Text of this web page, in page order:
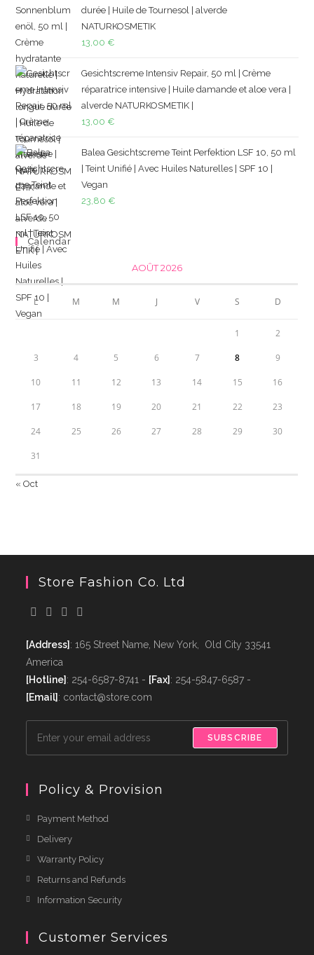
durée | Huile de Tournesol | alverde
NATURKOSMETIK
13,00 €
Gesichtscreme Intensiv Repair, 50 ml | Crème
réparatrice intensive | Huile damande et aloe vera |
alverde NATURKOSMETIK |
13,00 €
Balea Gesichtscreme Teint Perfektion LSF 10, 50 ml
| Teint Unifié | Avec Huiles Naturelles | SPF 10 |
Vegan
23,80 €
Calendar
AOÛT 2026
L M M J V S D
1 2
3 4 5 6 7 8 9
10 11 12 13 14 15 16
17 18 19 20 21 22 23
24 25 26 27 28 29 30
31
« Oct
Store Fashion Co. Ltd
[Address]: 165 Street Name, New York, Old City 33541
America
[Hotline]: 254-6587-8741 - [Fax]: 254-5847-6587 -
[Email]: contact@store.com
SUBSCRIBE
Policy & Provision
Payment Method
Delivery
Warranty Policy
Returns and Refunds
Information Security
Customer Services